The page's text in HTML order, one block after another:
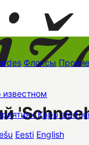
Eesti English
Флоксы Прочие
известном
Kapu
komplekti